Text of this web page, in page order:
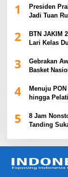
1
Presiden
Jadi Tuan
2
BTN JAKIM
Lari Kelas
3
Gebrakan
Basket
4
Menuju
hingga
5
8 Jam
Tanding